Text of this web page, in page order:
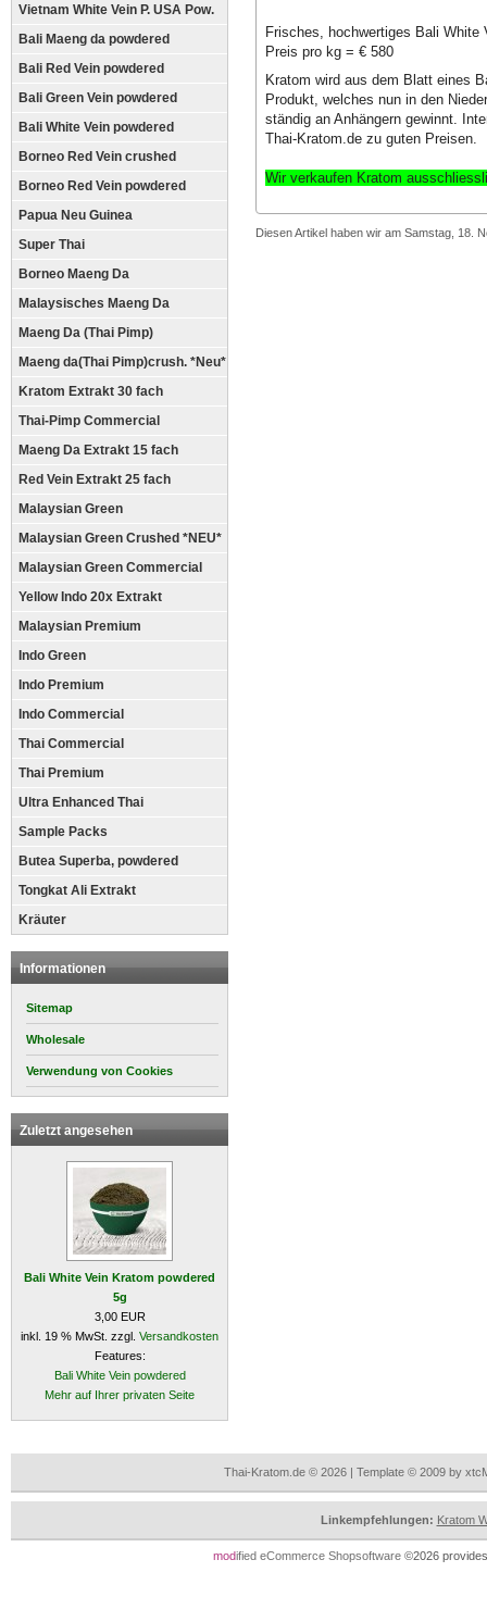
Vietnam White Vein P. USA Pow.
Bali Maeng da powdered
Bali Red Vein powdered
Bali Green Vein powdered
Bali White Vein powdered
Borneo Red Vein crushed
Borneo Red Vein powdered
Papua Neu Guinea
Super Thai
Borneo Maeng Da
Malaysisches Maeng Da
Maeng Da (Thai Pimp)
Maeng da(Thai Pimp)crush. *Neu*
Kratom Extrakt 30 fach
Thai-Pimp Commercial
Maeng Da Extrakt 15 fach
Red Vein Extrakt 25 fach
Malaysian Green
Malaysian Green Crushed *NEU*
Malaysian Green Commercial
Yellow Indo 20x Extrakt
Malaysian Premium
Indo Green
Indo Premium
Indo Commercial
Thai Commercial
Thai Premium
Ultra Enhanced Thai
Sample Packs
Butea Superba, powdered
Tongkat Ali Extrakt
Kräuter
Informationen
Sitemap
Wholesale
Verwendung von Cookies
Zuletzt angesehen
Bali White Vein Kratom powdered
5g
3,00 EUR
inkl. 19 % MwSt. zzgl. Versandkosten
Features:
Bali White Vein powdered
Mehr auf Ihrer privaten Seite
Frisches, hochwertiges Bali White
Preis pro kg = € 580
Kratom wird aus dem Blatt eines
Produkt, welches nun in den
ständig an Anhängern gewinnt.
Thai-Kratom.de zu guten Preisen.
Wir verkaufen Kratom
Diesen Artikel haben wir am Samstag, 18.
Thai-Kratom.de © 2026 | Template © 2009 by
Linkempfehlungen: Kratom
modified eCommerce Shopsoftware©2026